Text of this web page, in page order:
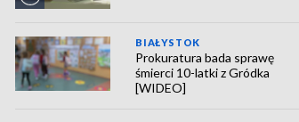
BIAŁYSTOK
Prokuratura bada sprawę
śmierci 10-latki z Gródka
[WIDEO]